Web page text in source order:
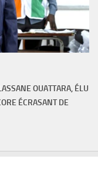
OUATTARA, ÉLU
ÉCRASANT DE